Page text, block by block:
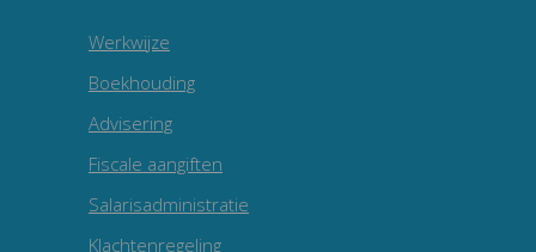
Werkwijze
Boekhouding
Advisering
Fiscale aangiften
Salarisadministratie
Klachtenregeling